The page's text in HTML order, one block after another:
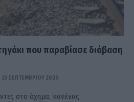
που παραβίασε διάβαση
23 ΣΕΠΤΕΜΒΡΊΟΥ 2025
στο όχημα, κανένας